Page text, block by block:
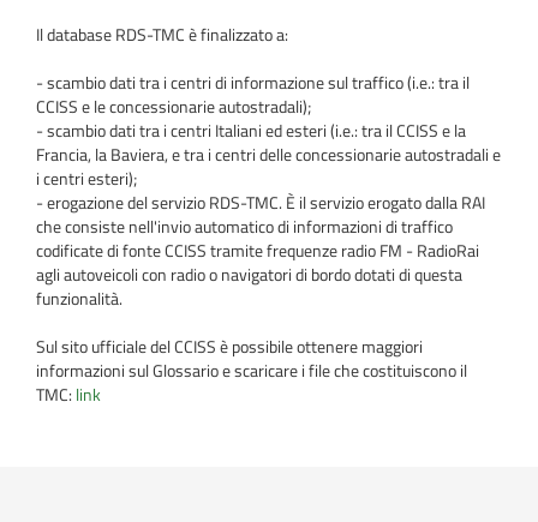
Il database RDS-TMC è finalizzato a:
- scambio dati tra i centri di informazione sul traffico (i.e.: tra il
CCISS e le concessionarie autostradali);
- scambio dati tra i centri Italiani ed esteri (i.e.: tra il CCISS e la
Francia, la Baviera, e tra i centri delle concessionarie autostradali e
i centri esteri);
- erogazione del servizio RDS-TMC. È il servizio erogato dalla RAI
che consiste nell'invio automatico di informazioni di traffico
codificate di fonte CCISS tramite frequenze radio FM - RadioRai
agli autoveicoli con radio o navigatori di bordo dotati di questa
funzionalità.
Sul sito ufficiale del CCISS è possibile ottenere maggiori
informazioni sul Glossario e scaricare i file che costituiscono il
TMC: link